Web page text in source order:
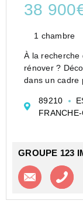
38
1 chambre
À la recherche
rénover ?
dans un cadre
une cuisine,
89210
GROUPE 123